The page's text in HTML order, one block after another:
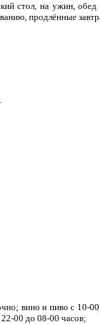
стол, на ужин, обед
продлённые
вино и пиво с 10-
00 до 08-00 часов;